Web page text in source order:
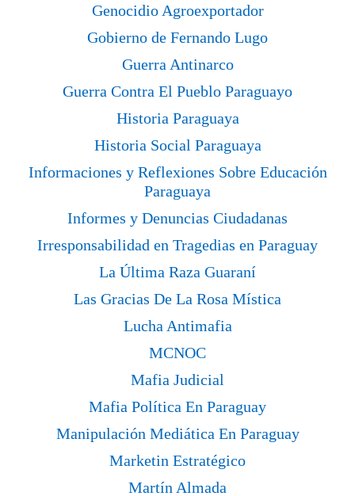
Genocidio Agroexportador
Gobierno de Fernando Lugo
Guerra Antinarco
Guerra Contra El Pueblo Paraguayo
Historia Paraguaya
Historia Social Paraguaya
Informaciones y Reflexiones Sobre Educación
Paraguaya
Informes y Denuncias Ciudadanas
Irresponsabilidad en Tragedias en Paraguay
La Última Raza Guaraní
Las Gracias De La Rosa Mística
Lucha Antimafia
MCNOC
Mafia Judicial
Mafia Política En Paraguay
Manipulación Mediática En Paraguay
Marketin Estratégico
Martín Almada